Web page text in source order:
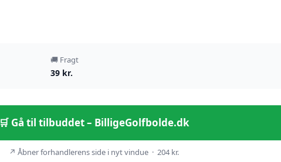
🚚 Fragt
39 kr.
🛒 Gå til tilbuddet – BilligeGolfbolde.dk
↗ Åbner forhandlerens side i nyt vindue · 204 kr.